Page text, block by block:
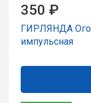
350 ₽
ГИРЛЯНДА
импульсная